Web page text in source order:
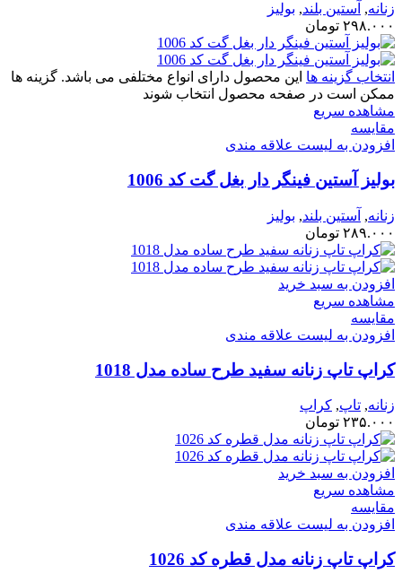
زنانه, آستین بلند, بولیز
۲۹۸.۰۰۰ تومان
انتخاب گزینه ها این محصول دارای انواع مختلفی می باشد. گزینه ها
ممکن است در صفحه محصول انتخاب شوند
مشاهده سریع
مقایسه
افزودن به لیست علاقه مندی
بولیز آستین فینگر دار بغل گت کد 1006
زنانه, آستین بلند, بولیز
۲۸۹.۰۰۰ تومان
افزودن به سبد خرید
مشاهده سریع
مقایسه
افزودن به لیست علاقه مندی
کراپ تاپ زنانه سفید طرح ساده مدل 1018
زنانه, تاپ, کراپ
۲۳۵.۰۰۰ تومان
افزودن به سبد خرید
مشاهده سریع
مقایسه
افزودن به لیست علاقه مندی
کراپ تاپ زنانه مدل قطره کد 1026